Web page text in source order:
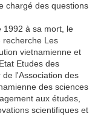
chargé des questions
1992 à sa mort, le
recherche Les
vietnamienne et
Etudes des
l'Association des
des sciences
aux études,
scientifiques et